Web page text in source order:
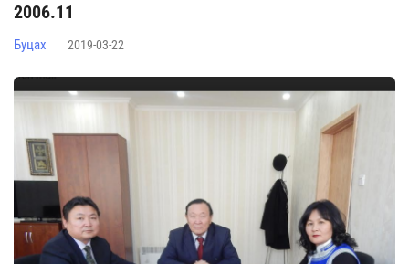
2006.11
Буцах 2019-03-22